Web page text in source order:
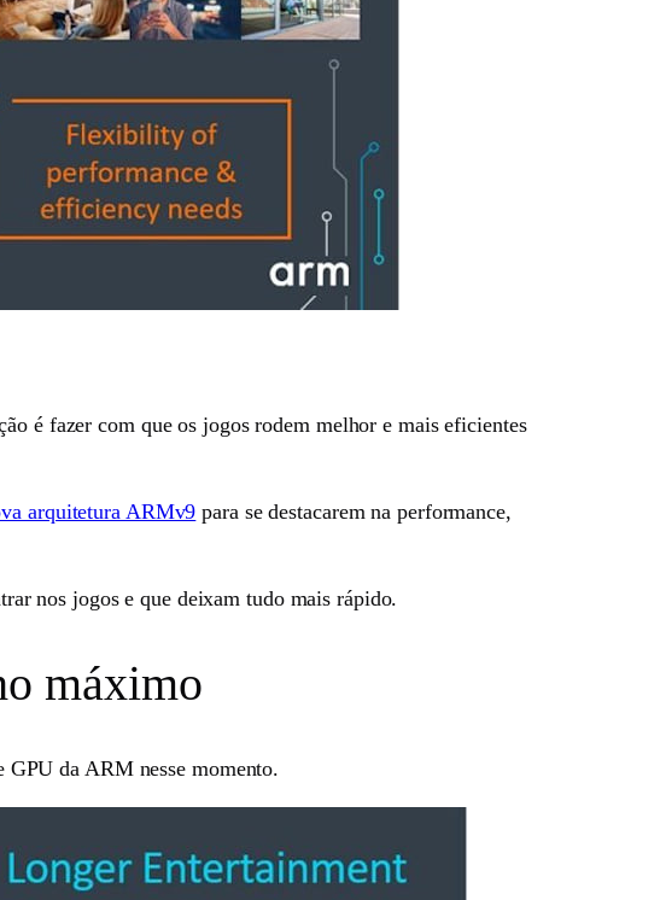
é fazer com que os jogos rodem melhor e mais eficientes
arquitetura ARMv9 para se destacarem na performance,
nos jogos e que deixam tudo mais rápido.
máximo
GPU da ARM nesse momento.